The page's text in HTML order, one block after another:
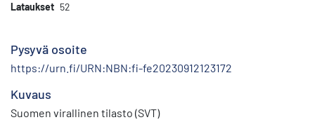
Lataukset 52
Pysyvä osoite
https://urn.fi/URN:NBN:fi-fe20230912123172
Kuvaus
Suomen virallinen tilasto (SVT)